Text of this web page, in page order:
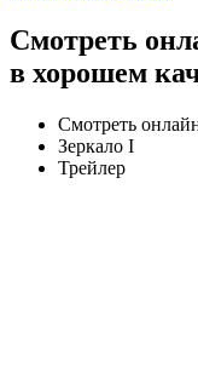
Смотреть
в хорошем
Смотреть
Зеркало I
Трейлер